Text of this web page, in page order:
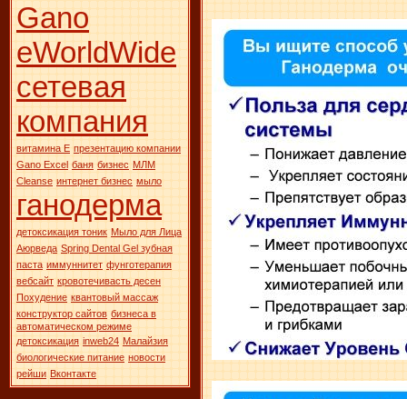
Gano
eWorldWide
сетевая
компания
витамина Е презентацию компании
Gano Excel баня бизнес МЛМ
Сleanse интернет бизнес мыло
ганодерма
детоксикация тоник Мыло для Лица
Аюрведа Spring Dental Gel зубная
паста иммуннитет фунготерапия
вебсайт кровотечивасть десен
Похудение квантовый массаж
конструктор сайтов бизнеса в
автоматическом режиме
детоксикация inweb24 Малайзия
биологические питание новости
рейши Вконтакте